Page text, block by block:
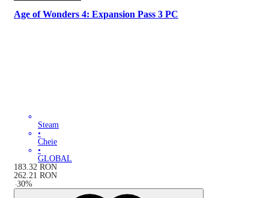
Age of Wonders 4: Expansion Pass 3 PC
Steam
•
Cheie
•
GLOBAL
183.32 RON
262.21 RON
-30%